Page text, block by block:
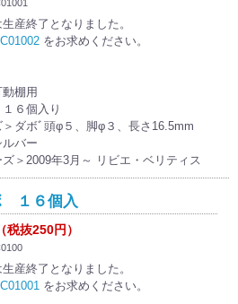
産終了となりました。
をお求めください。
棚用
１６個入り
＞ダボﾞ頭φ５、脚φ３、長さ16.5mm
ルバー
ズ＞2009年3月～ リビエ・ベリティス
１６個入
（税抜250円）
産終了となりました。
をお求めください。